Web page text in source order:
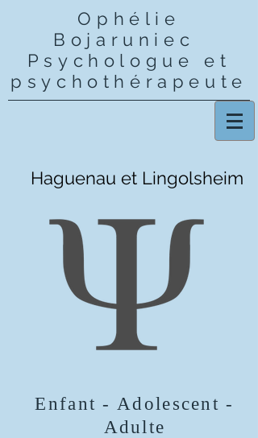
Ophélie
Bojaruniec
Psychologue et
psychothérapeute
Haguenau et Lingolsheim
Enfant - Adolescent -
Adulte